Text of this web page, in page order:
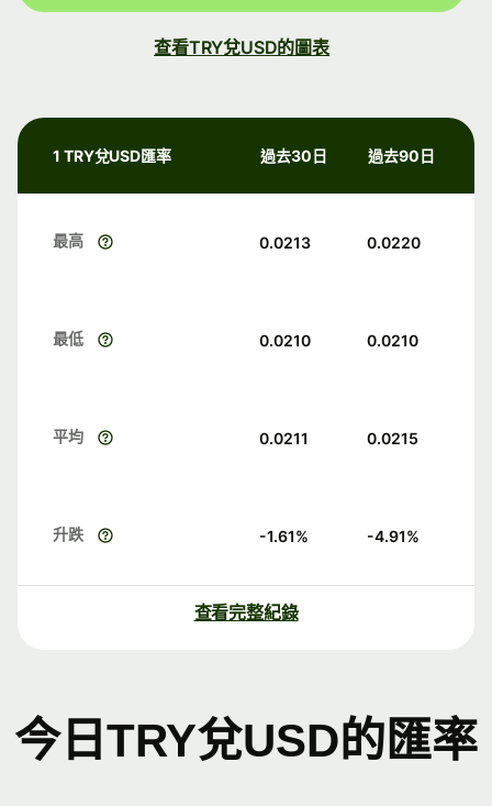
查看TRY兌USD的圖表
1 TRY兌USD匯率 過去30日 過去90日
最高 0.0213 0.0220
最低 0.0210 0.0210
平均 0.0211 0.0215
升跌 -1.61% -4.91%
查看完整紀錄
今日TRY兌USD的匯率